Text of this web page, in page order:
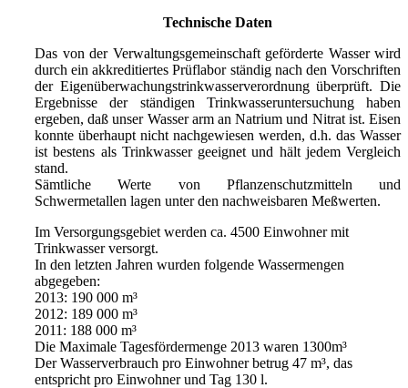
Technische Daten
Das von der Verwaltungsgemeinschaft geförderte Wasser wird
durch ein akkreditiertes Prüflabor ständig nach den Vorschriften
der Eigenüberwachungstrinkwasserverordnung überprüft. Die
Ergebnisse der ständigen Trinkwasseruntersuchung haben
ergeben, daß unser Wasser arm an Natrium und Nitrat ist. Eisen
konnte überhaupt nicht nachgewiesen werden, d.h. das Wasser
ist bestens als Trinkwasser geeignet und hält jedem Vergleich
stand.
Sämtliche Werte von Pflanzenschutzmitteln und
Schwermetallen lagen unter den nachweisbaren Meßwerten.
Im Versorgungsgebiet werden ca. 4500 Einwohner mit
Trinkwasser versorgt.
In den letzten Jahren wurden folgende Wassermengen
abgegeben:
2013: 190 000 m³
2012: 189 000 m³
2011: 188 000 m³
Die Maximale Tagesfördermenge 2013 waren 1300m³
Der Wasserverbrauch pro Einwohner betrug 47 m³, das
entspricht pro Einwohner und Tag 130 l.